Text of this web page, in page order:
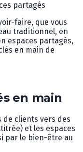
partagés
faire, que vous
traditionnel, en
espaces partagés,
en main de
en main
de clients vers des
et les espaces
par le bien-être au